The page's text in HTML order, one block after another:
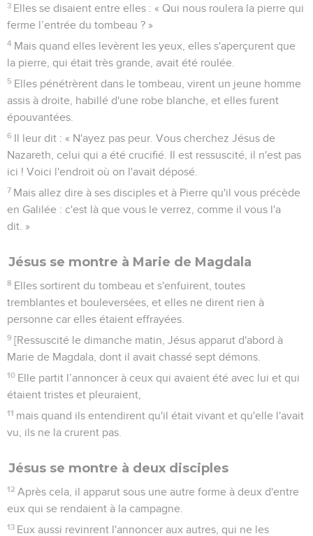
3 Elles se disaient entre elles : « Qui nous roulera la pierre qui
ferme l’entrée du tombeau ? »
4 Mais quand elles levèrent les yeux, elles s'aperçurent que
la pierre, qui était très grande, avait été roulée.
5 Elles pénétrèrent dans le tombeau, virent un jeune homme
assis à droite, habillé d'une robe blanche, et elles furent
épouvantées.
6 Il leur dit : « N'ayez pas peur. Vous cherchez Jésus de
Nazareth, celui qui a été crucifié. Il est ressuscité, il n'est pas
ici ! Voici l'endroit où on l'avait déposé.
7 Mais allez dire à ses disciples et à Pierre qu'il vous précède
en Galilée : c'est là que vous le verrez, comme il vous l'a
dit. »
Jésus se montre à Marie de Magdala
8 Elles sortirent du tombeau et s'enfuirent, toutes
tremblantes et bouleversées, et elles ne dirent rien à
personne car elles étaient effrayées.
9 [Ressuscité le dimanche matin, Jésus apparut d'abord à
Marie de Magdala, dont il avait chassé sept démons.
10 Elle partit l’annoncer à ceux qui avaient été avec lui et qui
étaient tristes et pleuraient,
11 mais quand ils entendirent qu'il était vivant et qu'elle l'avait
vu, ils ne la crurent pas.
Jésus se montre à deux disciples
12 Après cela, il apparut sous une autre forme à deux d'entre
eux qui se rendaient à la campagne.
13 Eux aussi revinrent l'annoncer aux autres, qui ne les